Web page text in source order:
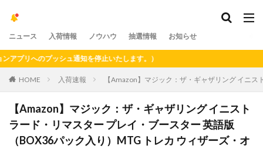
ニュース 入荷情報 ノウハウ 抽選情報 お知らせ
へのプッシュ通知を停止いたします。）
HOME 入荷速報 【Amazon】マジック：ザ・ギャザリング イニ
【Amazon】マジック：ザ・ギャザリング イニスト
ラード・リマスター プレイ・ブースター 英語版
（BOX36パック入り）MTG トレカ ウィザーズ・オ